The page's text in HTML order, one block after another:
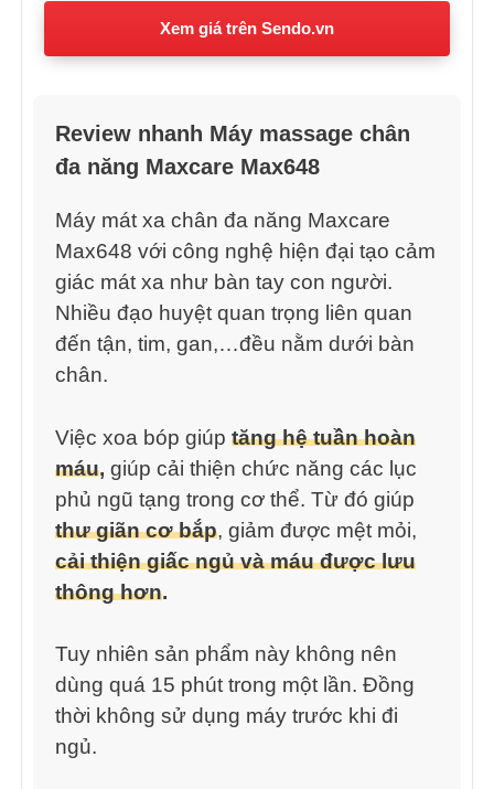
Xem giá trên Sendo.vn
Review nhanh Máy massage chân
đa năng Maxcare Max648
Máy mát xa chân đa năng Maxcare
Max648 với công nghệ hiện đại tạo cảm
giác mát xa như bàn tay con người.
Nhiều đạo huyệt quan trọng liên quan
đến tận, tim, gan,…đều nằm dưới bàn
chân.
Việc xoa bóp giúp tăng hệ tuần hoàn
máu, giúp cải thiện chức năng các lục
phủ ngũ tạng trong cơ thể. Từ đó giúp
thư giãn cơ bắp, giảm được mệt mỏi,
cải thiện giấc ngủ và máu được lưu
thông hơn.
Tuy nhiên sản phẩm này không nên
dùng quá 15 phút trong một lần. Đồng
thời không sử dụng máy trước khi đi
ngủ.